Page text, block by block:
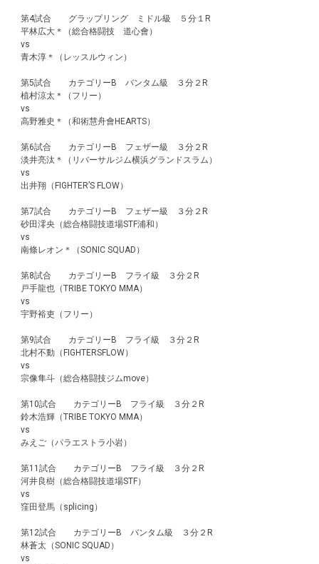
第4試合 グラップリング ミドル級 ５分１R
平林広大＊（総合格闘技 道心會）
vs
青木淳＊（レッスルウィン）
第5試合 カテゴリーB バンタム級 ３分２R
植村涼太＊（フリー）
vs
高野雅史＊（和術慧舟會HEARTS）
第6試合 カテゴリーB フェザー級 ３分２R
淡井亮汰＊（リバーサルジム横浜グランドスラム）
vs
出井翔（FIGHTER’S FLOW）
第7試合 カテゴリーB フェザー級 ３分２R
砂田澪央（総合格闘技道場STF浦和）
vs
南條レオン＊（SONIC SQUAD）
第8試合 カテゴリーB フライ級 ３分２R
戸手龍也（TRIBE TOKYO MMA）
vs
宇野裕吏（フリー）
第9試合 カテゴリーB フライ級 ３分２R
北村不動（FIGHTERSFLOW）
vs
宗像隼斗（総合格闘技ジムmove）
第10試合 カテゴリーB フライ級 ３分２R
鈴木浩輝（TRIBE TOKYO MMA）
vs
みえご（パラエストラ小岩）
第11試合 カテゴリーB フライ級 ３分２R
河井良樹（総合格闘技道場STF）
vs
窪田登馬（splicing）
第12試合 カテゴリーB バンタム級 ３分２R
林蒼太（SONIC SQUAD）
vs